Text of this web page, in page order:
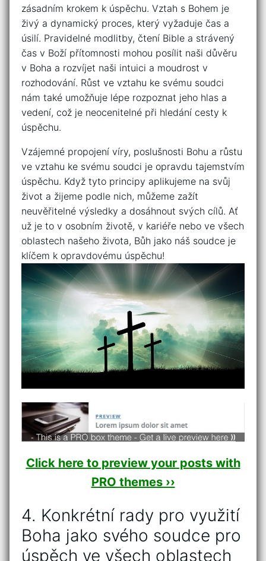
‌zásadním krokem k úspěchu. Vztah s ‌Bohem⁤ je
živý a dynamický ⁣proces, který vyžaduje čas a
úsilí. ⁢Pravidelné modlitby, čtení Bible a strávený
čas v Boží přítomnosti mohou posílit naši důvěru
⁣v Boha a ⁣rozvíjet ​naši ​intuici a moudrost⁤ v
rozhodování. ‌Růst ve vztahu ke svému soudci
nám také umožňuje lépe rozpoznat jeho hlas a
vedení, což je neocenitelné při hledání⁢ cesty⁢ k⁣
úspěchu.
Vzájemné propojení víry, poslušnosti Bohu a růstu
ve vztahu ke svému soudci je opravdu tajemstvím
úspěchu. ​Když tyto principy ⁣aplikujeme na svůj
život a žijeme podle nich, můžeme zažít
⁣neuvěřitelné výsledky a dosáhnout svých cílů. Ať
už ‌je to v ⁤osobním životě,‌ v ‌kariéře ⁤nebo ve všech
oblastech našeho života, Bůh jako ⁤náš soudce je
klíčem⁣ k opravdovému úspěchu!
Click here to preview your posts with
PRO themes ››
4. Konkrétní rady pro ⁤využití
Boha‍ jako svého soudce ⁤pro
úspěch ve všech oblastech